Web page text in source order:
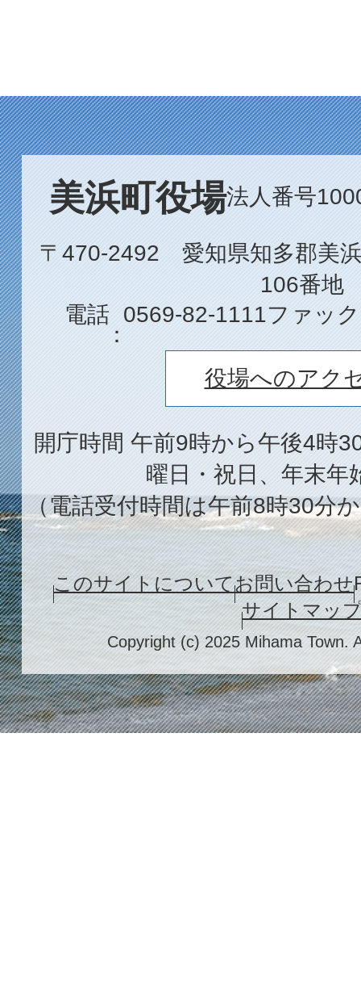
美浜町役場法人番号
〒470-2492 愛知県知多郡美
106番地
電話
0569-82-1111ファッ
役場へのアク
開庁時間 午前9時から午後4時
曜日・祝日、年末年
（電話受付時間は午前8時30分
このサイトについてお問い合わせ
サイトマッ
Copyright (c) 2025 Mihama Town.